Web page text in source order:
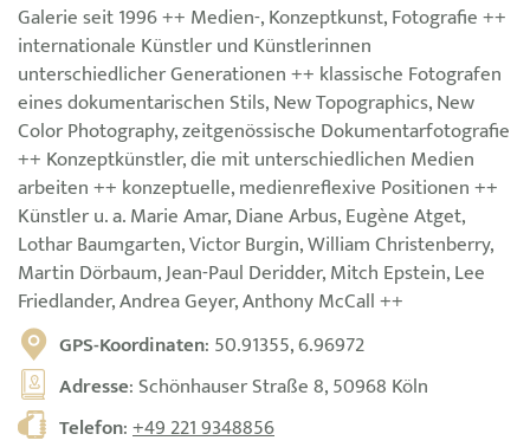
Galerie seit 1996 ++ Medien-, Konzeptkunst, Fotografie ++
internationale Künstler und Künstlerinnen
unterschiedlicher Generationen ++ klassische Fotografen
eines dokumentarischen Stils, New Topographics, New
Color Photography, zeitgenössische Dokumentarfotografie
++ Konzeptkünstler, die mit unterschiedlichen Medien
arbeiten ++ konzeptuelle, medienreflexive Positionen ++
Künstler u. a. Marie Amar, Diane Arbus, Eugène Atget,
Lothar Baumgarten, Victor Burgin, William Christenberry,
Martin Dörbaum, Jean-Paul Deridder, Mitch Epstein, Lee
Friedlander, Andrea Geyer, Anthony McCall ++
GPS-Koordinaten: 50.91355, 6.96972
Adresse: Schönhauser Straße 8, 50968 Köln
Telefon:+49 221 9348856